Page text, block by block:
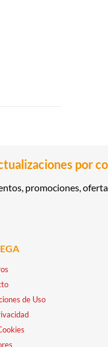
por
promociones,
de Uso